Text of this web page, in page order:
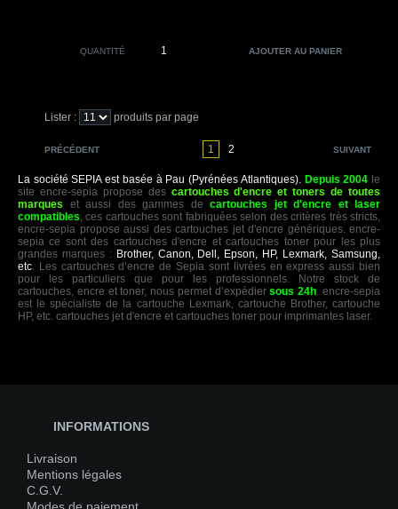
QUANTITÉ
Lister : produits par page
PRÉCÉDENT 1 2 SUIVANT
La société SEPIA est basée à Pau (Pyrénées Atlantiques). Depuis 2004 le
site encre-sepia propose des cartouches d'encre et toners de toutes
marques et aussi des gammes de cartouches jet d'encre et laser
compatibles, ces cartouches sont fabriquées selon des critères très stricts,
encre-sepia propose aussi des cartouches jet d'encre génériques. encre-
sepia ce sont des cartouches d'encre et cartouches toner pour les plus
grandes marques : Brother, Canon, Dell, Epson, HP, Lexmark, Samsung,
etc. Les cartouches d’encre de Sepia sont livrées en express aussi bien
pour les particuliers que pour les professionnels. Notre stock de
cartouches, encre et toner, nous permet d’expédiersous 24h. encre-sepia
est le spécialiste de la cartouche Lexmark, cartouche Brother, cartouche
HP, etc. cartouches jet d'encre et cartouches toner pour imprimantes laser.
INFORMATIONS
Livraison
Mentions légales
C.G.V.